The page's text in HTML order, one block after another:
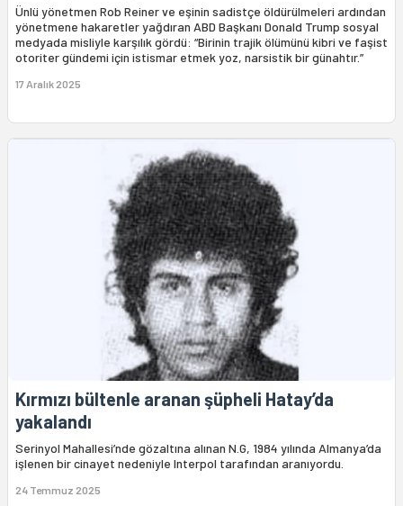
Ünlü yönetmen Rob Reiner ve eşinin sadistçe öldürülmeleri ardından
yönetmene hakaretler yağdıran ABD Başkanı Donald Trump sosyal
medyada misliyle karşılık gördü: “Birinin trajik ölümünü kibri ve faşist
otoriter gündemi için istismar etmek yoz, narsistik bir günahtır.”
17 Aralık 2025
Kırmızı bültenle aranan şüpheli Hatay’da
yakalandı
Serinyol Mahallesi’nde gözaltına alınan N.G, 1984 yılında Almanya’da
işlenen bir cinayet nedeniyle Interpol tarafından aranıyordu.
24 Temmuz 2025